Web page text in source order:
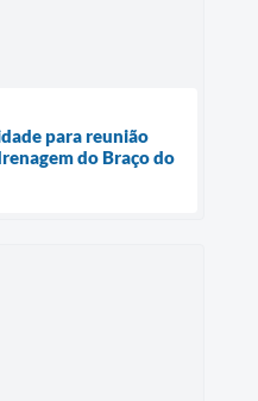
Escolarespara reunião
do Braço do